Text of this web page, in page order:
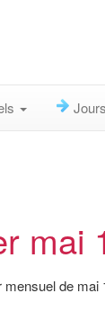
mai
de